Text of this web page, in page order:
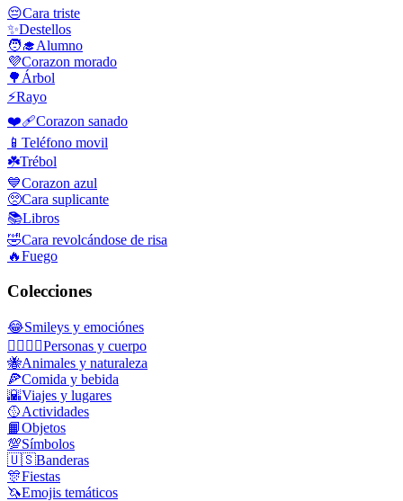
😔Cara triste
✨Destellos
🧑‍🎓Alumno
💜Corazon morado
🌳 Árbol
⚡Rayo
❤️‍🩹Corazon sanado
📱 Teléfono movil
☘️Trébol
💙Corazon azul
🥺Cara suplicante
📚Libros
🤣Cara revolcándose de risa
🔥Fuego
Colecciones
😂Smileys y emociónes
👩‍❤️‍💋‍👨Personas y cuerpo
🐝Animales y naturaleza
🍕Comida y bebida
🌇Viajes y lugares
🥎Actividades
📙Objetos
💯Símbolos
🇺🇸Banderas
🎊Fiestas
🦄Emojis temáticos